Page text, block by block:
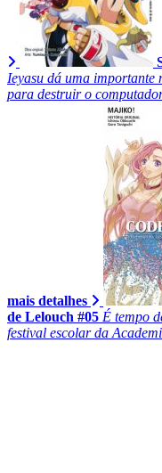
Ieyasu dá uma
para destruir o
mais detalhes
de Lelouch #05 É tempo
festival escolar da